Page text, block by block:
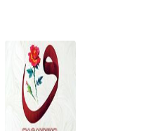
Bu ay içinde idrak
Kandili"
nizi tebrik eder, tüm
vesile olmasını Cenâb-ı